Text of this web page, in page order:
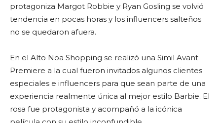
protagoniza Margot Robbie y Ryan Gosling se volvió
tendencia en pocas horas y los influencers salteños
no se quedaron afuera.
En el Alto Noa Shopping se realizó una Simil Avant
Premiere a la cual fueron invitados algunos clientes
especiales e influencers para que sean parte de una
experiencia realmente única al mejor estilo Barbie. El
rosa fue protagonista y acompañó a la icónica